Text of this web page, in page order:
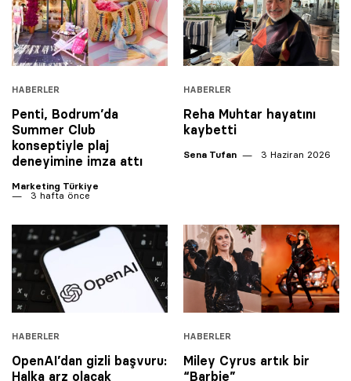
HABERLER
Penti, Bodrum’da
Summer Club
konseptiyle plaj
deneyimine imza attı
Marketing Türkiye
3 hafta önce
HABERLER
Reha Muhtar hayatını
kaybetti
Sena Tufan 3 Haziran 2026
HABERLER
OpenAI’dan gizli başvuru:
Halka arz olacak
HABERLER
Miley Cyrus artık bir
“Barbie”